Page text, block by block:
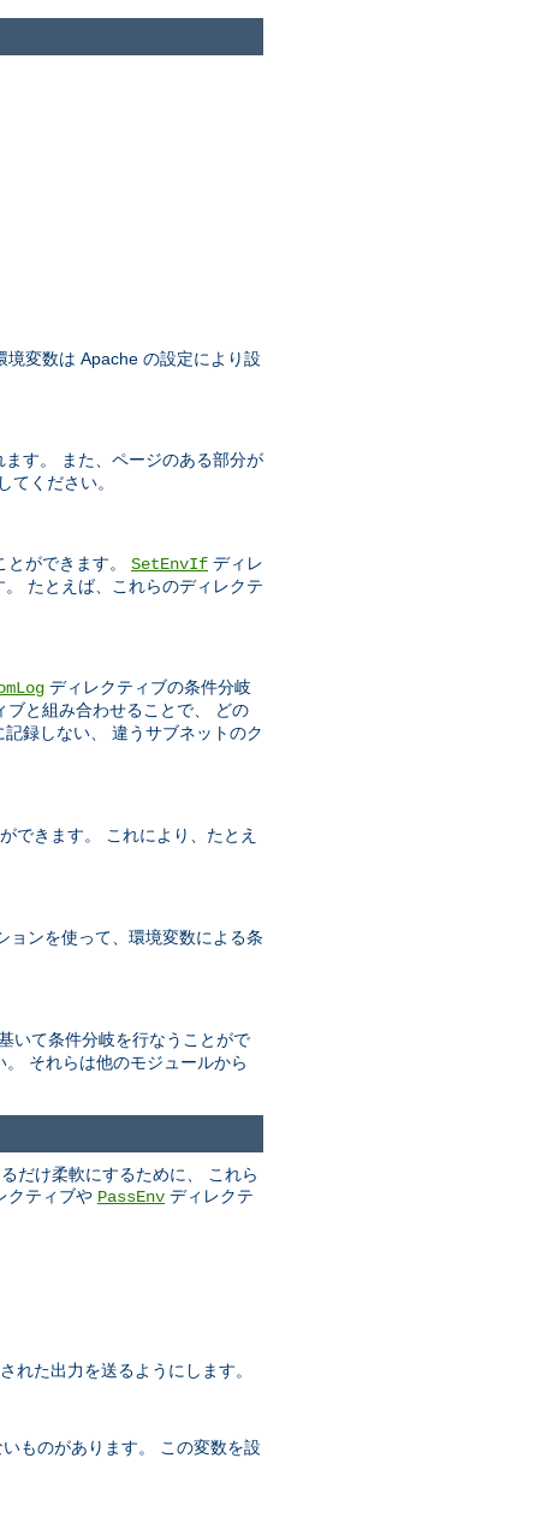
変数は Apache の設定により設
す。 また、ページのある部分が
てください。
ができます。 SetEnvIf ディレ
たとえば、これらのディレクテ
ディレクティブの条件分岐
ブと組み合わせることで、 どの
録しない、 違うサブネットのク
できます。 これにより、たとえ
ョンを使って、環境変数による条
いて条件分岐を行なうことがで
それらは他のモジュールから
だけ柔軟にするために、 これら
クティブや PassEnv ディレクテ
れた出力を送るようにします。
ものがあります。 この変数を設